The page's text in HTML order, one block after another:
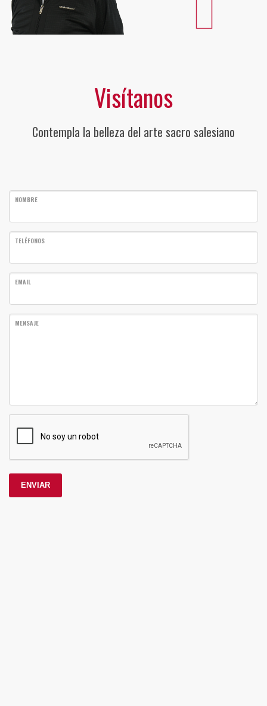
Visítanos
Contempla la belleza del arte sacro salesiano
NOMBRE
TELÉFONOS
EMAIL
MENSAJE
ENVIAR